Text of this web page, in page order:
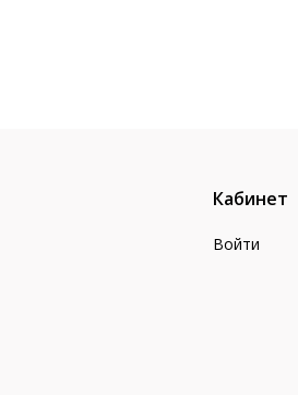
Кабинет
Войти